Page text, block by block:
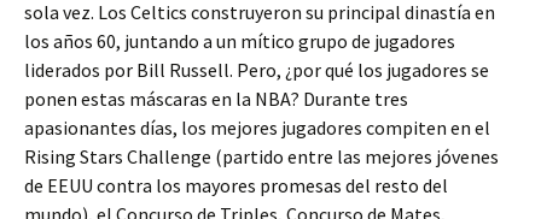
sola vez. Los Celtics construyeron su principal dinastía en
los años 60, juntando a un mítico grupo de jugadores
liderados por Bill Russell. Pero, ¿por qué los jugadores se
ponen estas máscaras en la NBA? Durante tres
apasionantes días, los mejores jugadores compiten en el
Rising Stars Challenge (partido entre las mejores jóvenes
de EEUU contra los mayores promesas del resto del
mundo), el Concurso de Triples, Concurso de Mates,